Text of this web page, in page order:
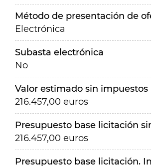
Método de presentación de
Electrónica
Subasta electrónica
No
Valor estimado sin impuestos
216.457,00 euros
Presupuesto base licitación
216.457,00 euros
Presupuesto base licitación.